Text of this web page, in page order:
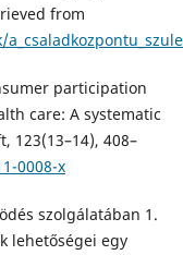
from
participation
care: A systematic
123(13–14), 408–
0008-x
szolgálatában 1.
lehetőségei egy